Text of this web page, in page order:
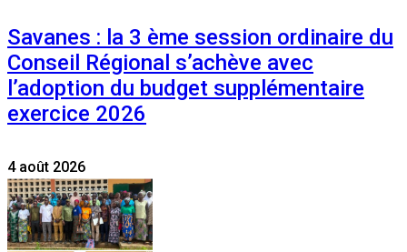
Savanes : la 3 ème session ordinaire du
Conseil Régional s’achève avec
l’adoption du budget supplémentaire
exercice 2026
4 août 2026